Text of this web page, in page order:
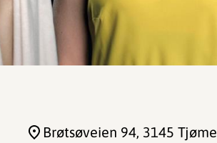
Brøtsøveien 94, 3145 Tjøme